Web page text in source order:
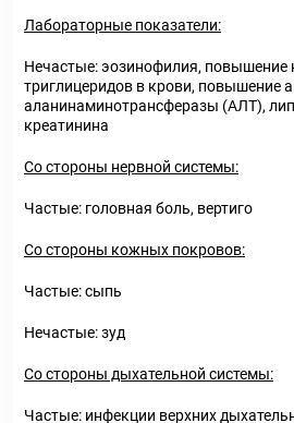
Лабораторные показатели:
Нечастые: эозинофилия, повышение
триглицеридов в крови, повышение
аланинаминотрансферазы (АЛТ),
креатинина
Со стороны нервной системы:
Частые: головная боль, вертиго
Со стороны кожных покровов:
Частые: сыпь
Нечастые: зуд
Со стороны дыхательной системы:
Частые: инфекции верхних